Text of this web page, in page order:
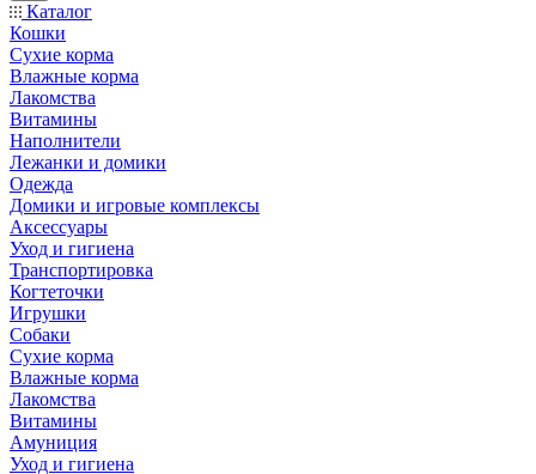
Каталог
Кошки
Сухие корма
Влажные корма
Лакомства
Витамины
Наполнители
Лежанки и домики
Одежда
Домики и игровые комплексы
Аксессуары
Уход и гигиена
Транспортировка
Когтеточки
Игрушки
Собаки
Сухие корма
Влажные корма
Лакомства
Витамины
Амуниция
Уход и гигиена